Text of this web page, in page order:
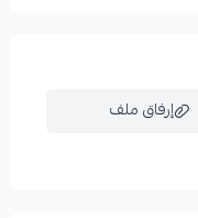
إرفاق ملف